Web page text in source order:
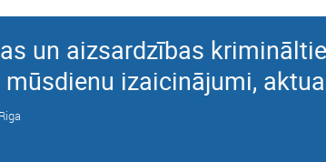
un aizsardzības
izaicinājumi,